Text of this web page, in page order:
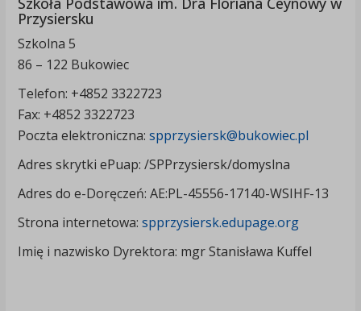
Przysiersku
Szkolna 5
86 – 122 Bukowiec
Telefon: +4852 3322723
Fax: +4852 3322723
Poczta elektroniczna: spprzysiersk@bukowiec.pl
Adres skrytki ePuap: /SPPrzysiersk/domyslna
Adres do e-Doręczeń: AE:PL-45556-17140-WSIHF-13
Strona internetowa: spprzysiersk.edupage.org
Imię i nazwisko Dyrektora: mgr Stanisława Kuffel